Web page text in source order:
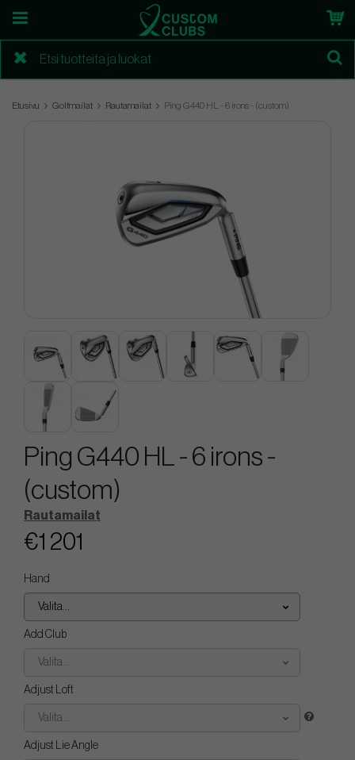
Etusivu Golfmailat Rautamailat Ping G440 HL - 6 irons - (custom)
Ping G440 HL - 6 irons -
(custom)
Rautamailat
€1 201
Hand
Valita...
Add Club
Valita...
Adjust Loft
Valita...
Adjust Lie Angle